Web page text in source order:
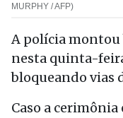
MURPHY / AFP)
A polícia montou
nesta quinta-
bloqueando vias
Caso a